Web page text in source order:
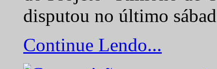
disputou no último
Continue Lendo...